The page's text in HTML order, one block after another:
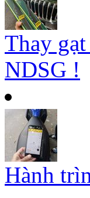
Thay
NDSG !
Hành